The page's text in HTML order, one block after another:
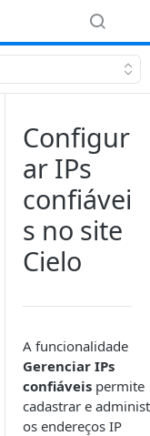
Configur
ar IPs
confiávei
s no site
Cielo
A funcionalidade
Gerenciar IPs
confiáveis permite
cadastrar e
os endereços IP